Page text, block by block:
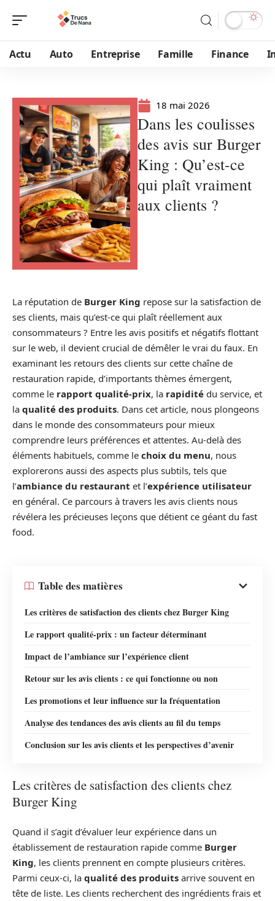
Actu Auto Entreprise Famille Finance
18 mai 2026
Dans les coulisses
des avis sur Burger
King : Qu’est-ce
qui plaît vraiment
aux clients ?
La réputation de Burger King repose sur la satisfaction de
ses clients, mais qu’est-ce qui plaît réellement aux
consommateurs ? Entre les avis positifs et négatifs flottant
sur le web, il devient crucial de démêler le vrai du faux. En
examinant les retours des clients sur cette chaîne de
restauration rapide, d’importants thèmes émergent,
comme le rapport qualité-prix, la rapidité du service, et
la qualité des produits. Dans cet article, nous plongeons
dans le monde des consommateurs pour mieux
comprendre leurs préférences et attentes. Au-delà des
éléments habituels, comme le choix du menu, nous
explorerons aussi des aspects plus subtils, tels que
l’ambiance du restaurant et l’expérience utilisateur
en général. Ce parcours à travers les avis clients nous
révélera les précieuses leçons que détient ce géant du fast
food.
Table des matières
Les critères de satisfaction des clients chez Burger King
Le rapport qualité-prix : un facteur déterminant
Impact de l’ambiance sur l’expérience client
Retour sur les avis clients : ce qui fonctionne ou non
Les promotions et leur influence sur la fréquentation
Analyse des tendances des avis clients au fil du temps
Conclusion sur les avis clients et les perspectives d’avenir
Les critères de satisfaction des clients chez
Burger King
Quand il s’agit d’évaluer leur expérience dans un
établissement de restauration rapide comme Burger
King, les clients prennent en compte plusieurs critères.
Parmi ceux-ci, la qualité des produits arrive souvent en
tête de liste. Les clients recherchent des ingrédients frais et